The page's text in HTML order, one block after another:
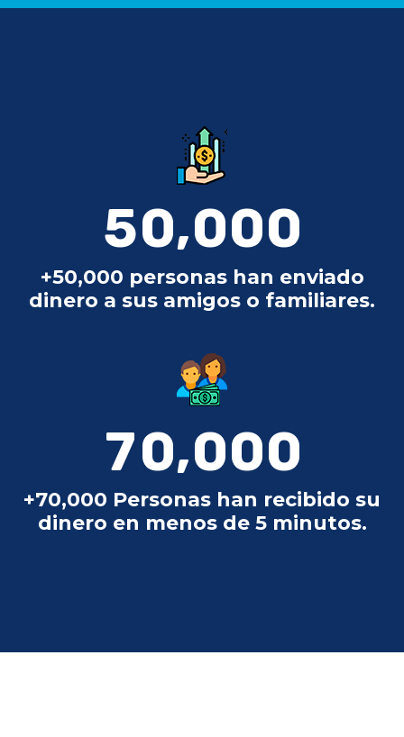
50,000
+50,000 personas han enviado
dinero a sus amigos o familiares.
70,000
+70,000 Personas han recibido su
dinero en menos de 5 minutos.